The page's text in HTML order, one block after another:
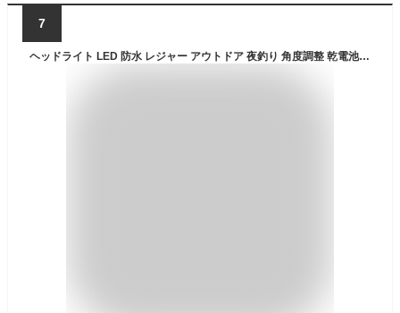
7
ヘッドライト LED 防水 レジャー アウトドア 夜釣り 角度調整 乾電池式 防災